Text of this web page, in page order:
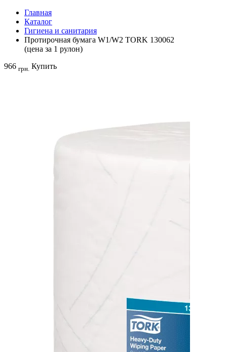
Главная
Каталог
Гигиена и санитария
Протирочная бумага W1/W2 TORK 130062
(цена за 1 рулон)
966 грн. Купить